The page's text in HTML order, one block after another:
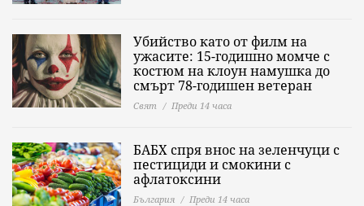
Убийство като от филм на
ужасите: 15-годишно момче с
костюм на клоун намушка до
смърт 78-годишен ветеран
Свят Преди 14 часа
БАБХ спря внос на зеленчуци с
пестициди и смокини с
афлатоксини
България Преди 14 часа